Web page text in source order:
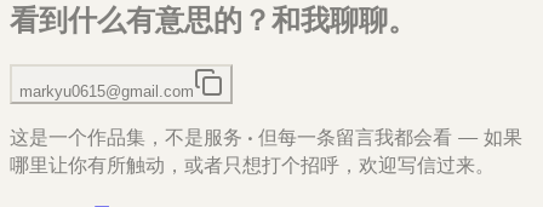
看到什么有意思的？和我聊聊。
markyu0615@gmail.com
这是一个作品集，不是服务 · 但每一条留言我都会看 — 如果
哪里让你有所触动，或者只想打个招呼，欢迎写信过来。